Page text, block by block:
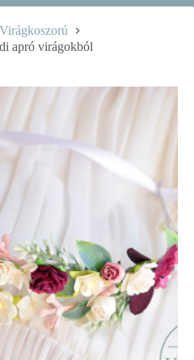
Virágkoszorú
apró virágokból